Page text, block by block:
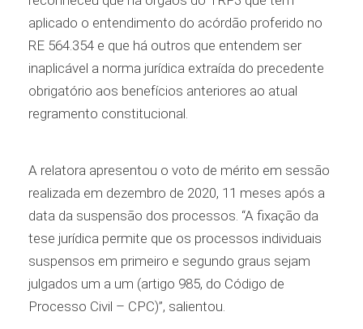
aplicado o entendimento do acórdão proferido no
RE 564.354 e que há outros que entendem ser
inaplicável a norma jurídica extraída do precedente
obrigatório aos benefícios anteriores ao atual
regramento constitucional.
A relatora apresentou o voto de mérito em sessão
realizada em dezembro de 2020, 11 meses após a
data da suspensão dos processos. “A fixação da
tese jurídica permite que os processos individuais
suspensos em primeiro e segundo graus sejam
julgados um a um (artigo 985, do Código de
Processo Civil – CPC)”, salientou.